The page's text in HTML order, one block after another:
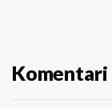
Komentari